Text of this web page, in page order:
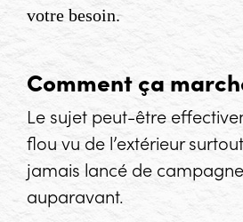
votre besoin.
Comment ça
Le sujet peut-être
flou vu de l’extérieur
jamais lancé de
auparavant.